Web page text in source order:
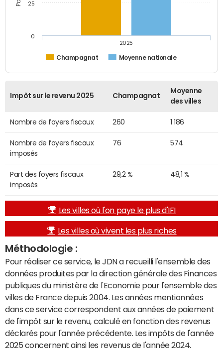
Champagnat Moyenne nationale
2025
0
25
Impôt sur le revenu 2025 Champagnat
Moyenne
des villes
Nombre de foyers fiscaux 260 1 186
Nombre de foyers fiscaux
imposés
76 574
Part des foyers fiscaux
imposés
29,2 % 48,1 %
Les villes où l'on paye le plus d'IFI
Les villes où vivent les plus riches
Méthodologie :
Pour réaliser ce service, le JDN a recueilli l'ensemble des
données produites par la direction générale des Finances
publiques du ministère de l'Economie pour l'ensemble des
villes de France depuis 2004. Les années mentionnées
dans ce service correspondent aux années de paiement
de l'impôt sur le revenu, calculé en fonction des revenus
déclarés pour l'année précédente. Les impôts de l'année
2025 concernent ainsi les revenus de l'année 2024.